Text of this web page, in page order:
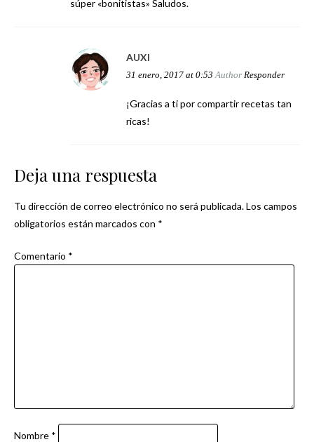
súper «bonitistas» Saludos.
AUXI
31 enero, 2017 at 0:53 Author Responder
¡Gracias a ti por compartir recetas tan
ricas!
Deja una respuesta
Tu dirección de correo electrónico no será publicada.Los campos
obligatorios están marcados con *
Comentario *
Nombre *